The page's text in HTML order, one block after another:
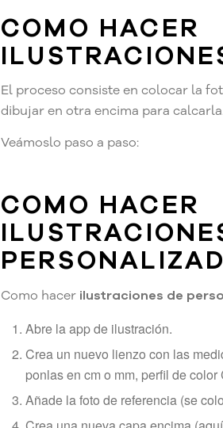
COMO HACER
El proceso consiste en colocar la
dibujar en otra encima para
Veámoslo paso a paso:
COMO HACER
Como hacer ilustraciones de
Abre la app de ilustración.
Crea un nuevo lienzo con las
ponlas en cm o mm, perfil de
Añade la foto de referencia (se